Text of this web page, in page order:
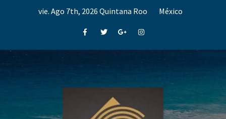
vie. Ago 7th, 2026 Quintana Roo México
FacebookTwitterGoogle+Instagram